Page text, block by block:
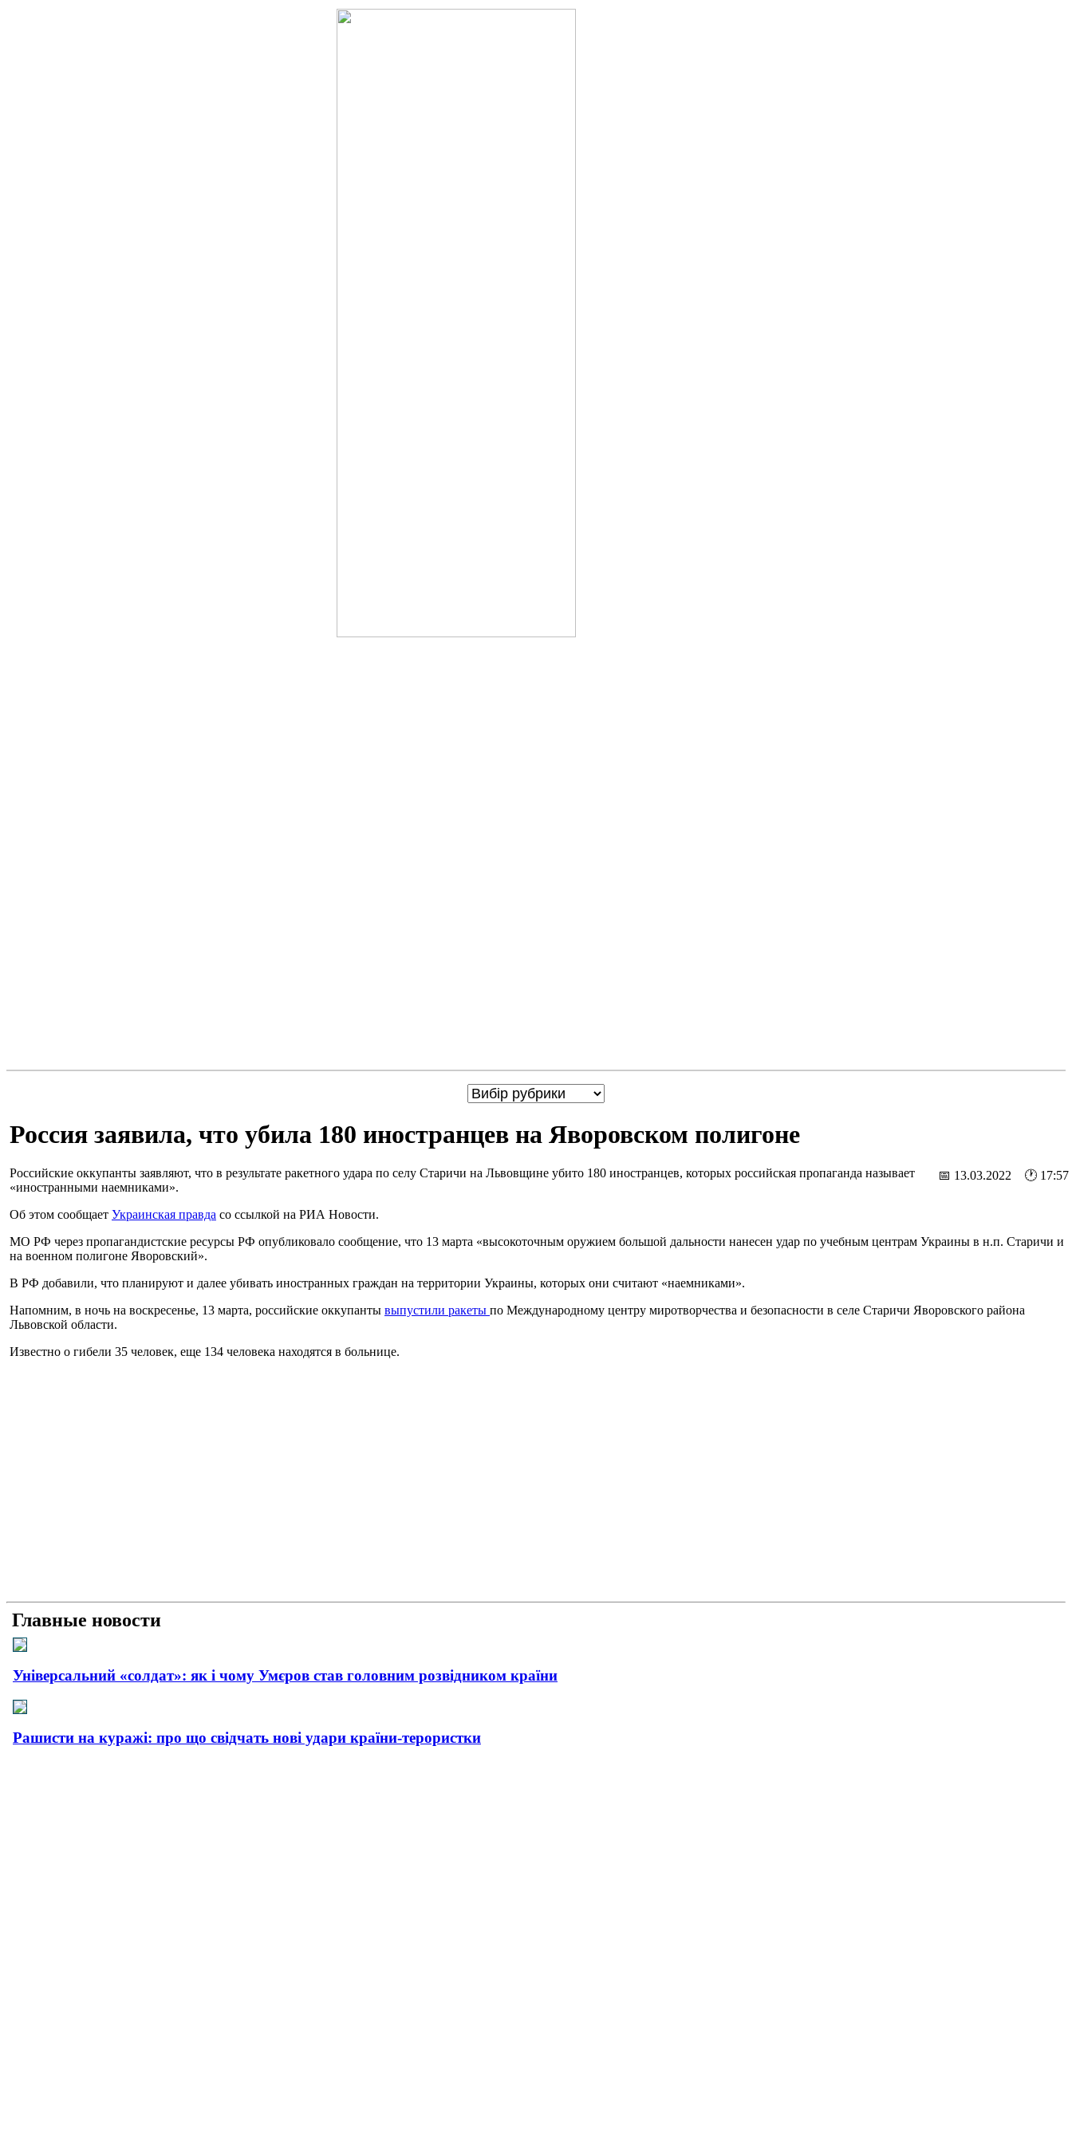
Россия заявила, что убила 180 иностранцев на Яворовском полигоне
📅 13.03.2022 🕐 17:57
Российские оккупанты заявляют, что в результате ракетного удара по селу Старичи на Львовщине убито 180 иностранцев, которых российская пропаганда называет
«иностранными наемниками».
Об этом сообщает Украинская правда со ссылкой на РИА Новости.
МО РФ через пропагандистские ресурсы РФ опубликовало сообщение, что 13 марта «высокоточным оружием большой дальности нанесен удар по учебным центрам Украины в н.п. Старичи и
на военном полигоне Яворовский».
В РФ добавили, что планируют и далее убивать иностранных граждан на территории Украины, которых они считают «наемниками».
Напомним, в ночь на воскресенье, 13 марта, российские оккупанты выпустили ракеты по Международному центру миротворчества и безопасности в селе Старичи Яворовского района
Львовской области.
Известно о гибели 35 человек, еще 134 человека находятся в больнице.
Главные новости
Універсальний «солдат»: як і чому Умєров став головним розвідником країни
Рашисти на куражі: про що свідчать нові удари країни-терористки